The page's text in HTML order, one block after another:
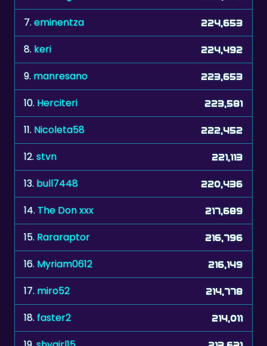
8. keri 224,492
9. manresano 223,653
10.Herciteri 223,581
11. Nicoleta58 222,452
12.stvn 221,113
13. bull7448 220,436
14.The Don xxx 217,689
15. Rararaptor 216,796
16. Myriam0612 216,149
17. miro52 214,778
18. faster2 214,011
19. shygirl15 213,631
20.prijsbeest 213,511